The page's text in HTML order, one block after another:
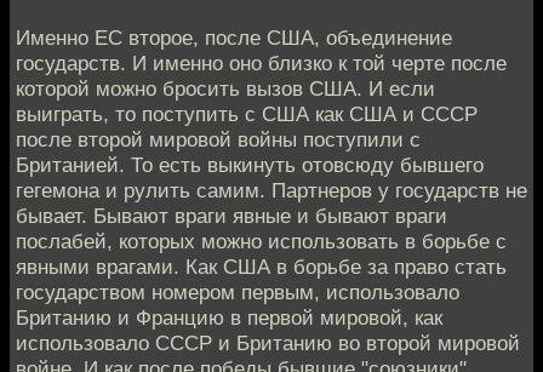
Именно ЕС второе, после США, объединение
государств. И именно оно близко к той черте после
которой можно бросить вызов США. И если
выиграть, то поступить с США как США и СССР
после второй мировой войны поступили с
Британией. То есть выкинуть отовсюду бывшего
гегемона и рулить самим. Партнеров у государств не
бывает. Бывают враги явные и бывают враги
послабей, которых можно использовать в борьбе с
явными врагами. Как США в борьбе за право стать
государством номером первым, использовало
Британию и Францию в первой мировой, как
использовало СССР и Британию во второй мировой